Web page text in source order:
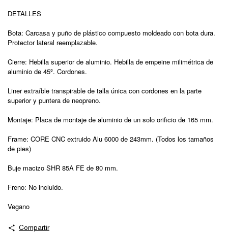
DETALLES
Bota: Carcasa y puño de plástico compuesto moldeado con bota dura.
Protector lateral reemplazable.
Cierre: Hebilla superior de aluminio. Hebilla de empeine milimétrica de
aluminio de 45º. Cordones.
Liner extraíble transpirable de talla única con cordones en la parte
superior y puntera de neopreno.
Montaje: Placa de montaje de aluminio de un solo orificio de 165 mm.
Frame: CORE CNC extruido Alu 6000 de 243mm. (Todos los tamaños
de pies)
Buje macizo SHR 85A FE de 80 mm.
Freno: No incluido.
Vegano
Compartir